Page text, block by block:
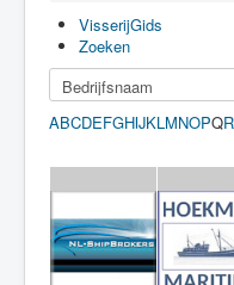
VisserijGids
Zoeken
ABCDEFGHIKL MNOPQR